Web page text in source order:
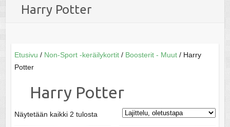
Harry Potter
Etusivu / Non-Sport -keräilykortit/ Boosterit - Muut/ Harry
Potter
Harry Potter
Näytetään kaikki 2 tulosta